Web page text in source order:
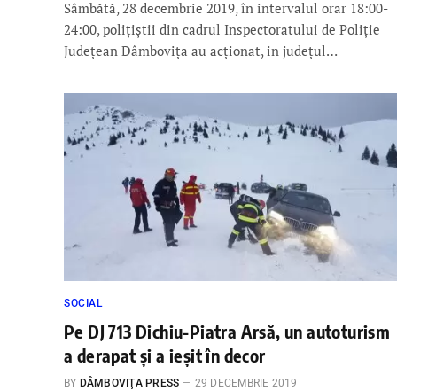
Sâmbătă, 28 decembrie 2019, în intervalul orar 18:00-
24:00, polițiștii din cadrul Inspectoratului de Poliție
Județean Dâmbovița au acționat, in județul…
SOCIAL
Pe DJ 713 Dichiu-Piatra Arsă, un autoturism
a derapat şi a ieşit în decor
BY DÂMBOVIŢA PRESS 29 DECEMBRIE 2019